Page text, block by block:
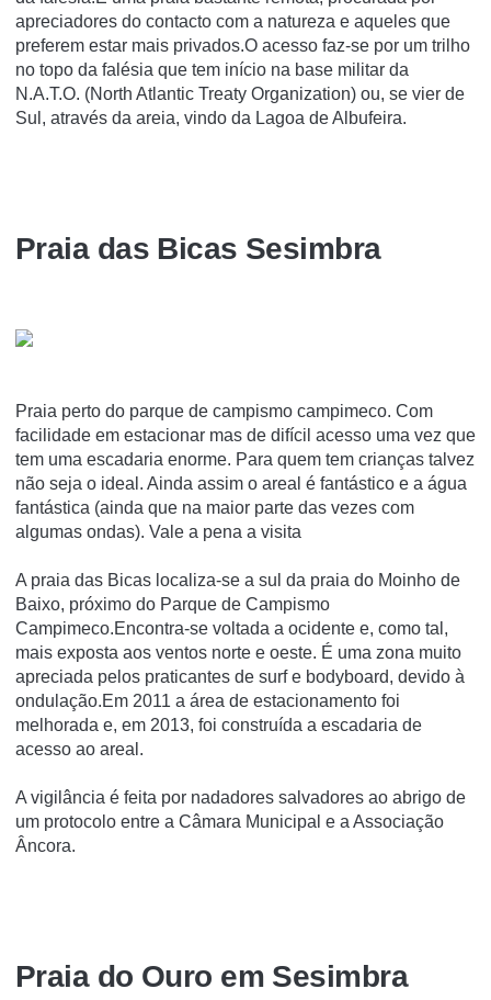
apreciadores do contacto com a natureza e aqueles que
preferem estar mais privados.O acesso faz-se por um trilho
no topo da falésia que tem início na base militar da
N.A.T.O. (North Atlantic Treaty Organization) ou, se vier de
Sul, através da areia, vindo da Lagoa de Albufeira.
Praia das Bicas Sesimbra
Praia perto do parque de campismo campimeco. Com
facilidade em estacionar mas de difícil acesso uma vez que
tem uma escadaria enorme. Para quem tem crianças talvez
não seja o ideal. Ainda assim o areal é fantástico e a água
fantástica (ainda que na maior parte das vezes com
algumas ondas). Vale a pena a visita
A praia das Bicas localiza-se a sul da praia do Moinho de
Baixo, próximo do Parque de Campismo
Campimeco.Encontra-se voltada a ocidente e, como tal,
mais exposta aos ventos norte e oeste. É uma zona muito
apreciada pelos praticantes de surf e bodyboard, devido à
ondulação.Em 2011 a área de estacionamento foi
melhorada e, em 2013, foi construída a escadaria de
acesso ao areal.
A vigilância é feita por nadadores salvadores ao abrigo de
um protocolo entre a Câmara Municipal e a Associação
Âncora.
Praia do Ouro em Sesimbra